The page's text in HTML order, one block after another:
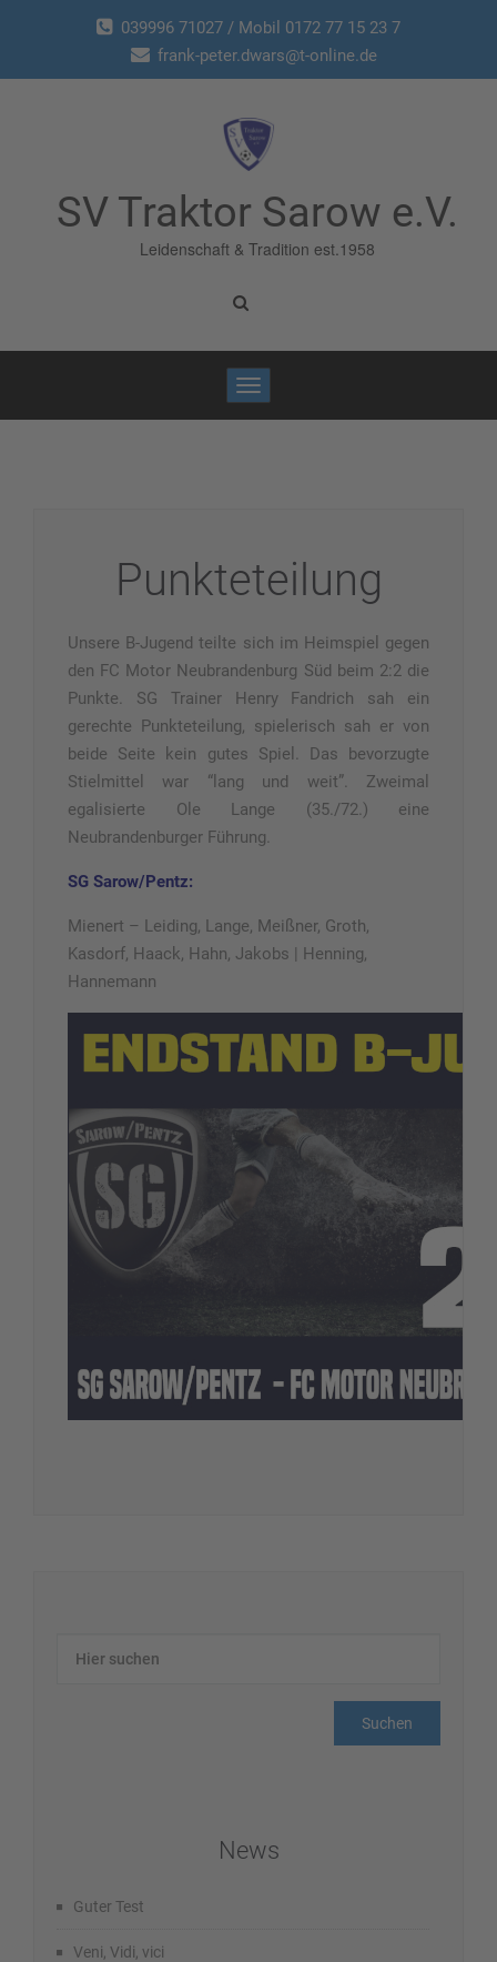
039996 71027 / Mobil 0172 77 15 23 7
frank-peter.dwars@t-online.de
SV Traktor Sarow e.V.
Leidenschaft & Tradition est.1958
Toggle
navigation
Punkteteilung
Unsere B-Jugend teilte sich im Heimspiel gegen
den FC Motor Neubrandenburg Süd beim 2:2 die
Punkte. SG Trainer Henry Fandrich sah ein
gerechte Punkteteilung, spielerisch sah er von
beide Seite kein gutes Spiel. Das bevorzugte
Stielmittel war “lang und weit”. Zweimal
egalisierte Ole Lange (35./72.) eine
Neubrandenburger Führung.
SG Sarow/Pentz:
Mienert – Leiding, Lange, Meißner, Groth,
Kasdorf, Haack, Hahn, Jakobs | Henning,
Hannemann
News
Guter Test
Veni, Vidi, vici